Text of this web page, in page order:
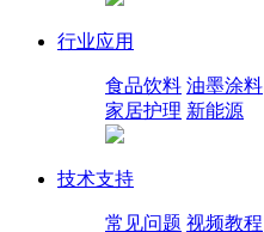
行业应用
食品饮料 油墨涂料
家居护理 新能源
技术支持
常见问题 视频教程